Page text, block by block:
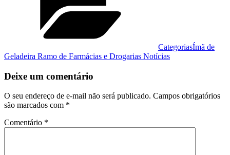
CategoriasÍmã de
Geladeira Ramo de Farmácias e Drogarias Notícias
Deixe um comentário
O seu endereço de e-mail não será publicado. Campos obrigatórios
são marcados com *
Comentário *